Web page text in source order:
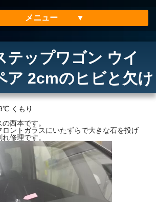
メニュー
会社案内
メリット
ご利用の流れ
価格
テップワゴン ウイ
ア 2cmのヒビと欠け
くもり
西本です。
ントガラスにいたずらで大きな石を投げ
修理です。